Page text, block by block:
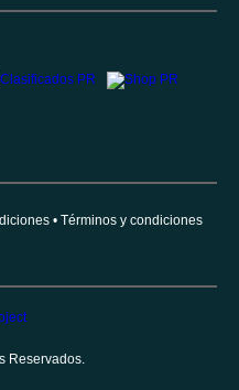
Términos y condiciones
Reservados.